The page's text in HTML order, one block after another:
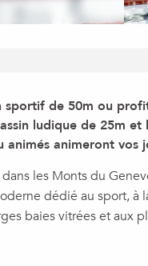
sportif de 50m ou
ludique de 25m
animés animeront vos
les Monts du
dédié au sport, à
baies vitrées et aux